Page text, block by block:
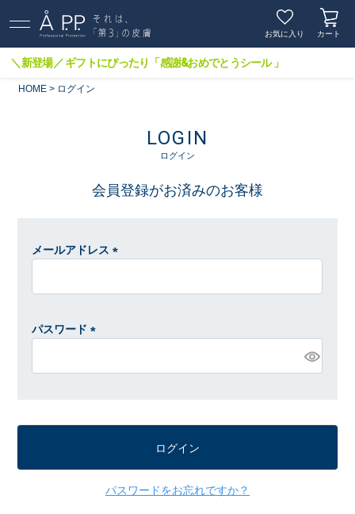
お気に入り カート
＼新登場／ ギフトにぴったり「感謝&おめでとうシール 」
HOME ログイン
LOGIN
ログイン
会員登録がお済みのお客様
メールアドレス
パスワード
ログイン
パスワードをお忘れですか？